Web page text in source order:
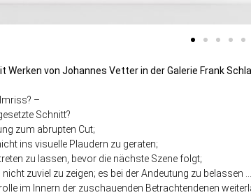
von Johannes Vetter in der Galerie Frank
–
Schnitt?
zum abrupten Cut;
ins visuelle Plaudern zu geraten;
zu lassen, bevor die nächste Szene folgt;
nicht zuviel zu zeigen; es bei der Andeutung zu belassen …
im Innern der zuschauenden Betrachtendenen